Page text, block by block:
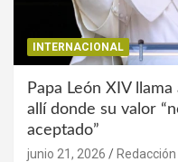
INTERNACIONAL
Papa León XIV
allí donde su valor
aceptado”
junio 21, 2026 Redacción